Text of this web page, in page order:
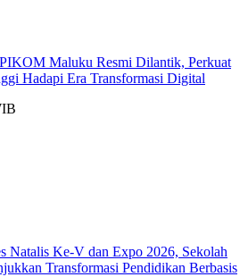
Maluku Resmi Dilantik, Perkuat
Hadapi Era Transformasi Digital
Natalis Ke-V dan Expo 2026, Sekolah
Transformasi Pendidikan Berbasis